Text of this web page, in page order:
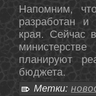
Напοмним,
разрабοтан и
края. Сейчас
планируют
бюджета.
Метки: